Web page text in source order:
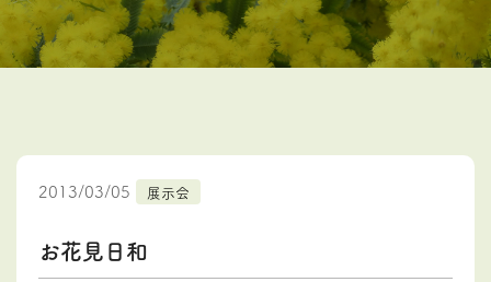
2013/03/05 展示会
お花見日和